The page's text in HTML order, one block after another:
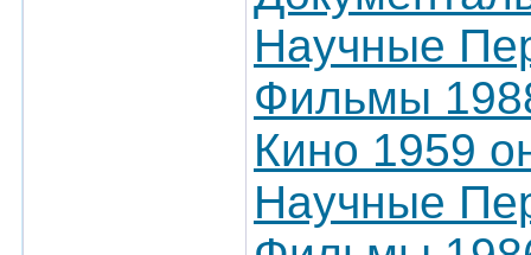
Научные
Фильмы
Кино 1959
Научные